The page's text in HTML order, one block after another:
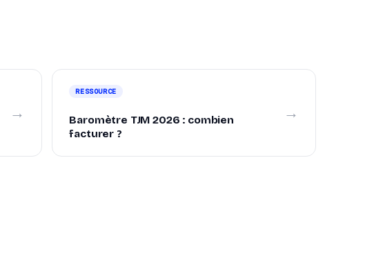
→
RESSOURCE
Baromètre TJM 2026 : combien
facturer ?
→